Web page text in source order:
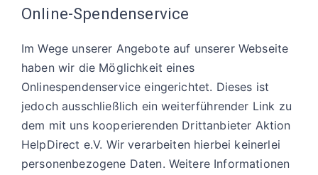
Online-Spendenservice
Im Wege unserer Angebote auf unserer Webseite
haben wir die Möglichkeit eines
Onlinespendenservice eingerichtet. Dieses ist
jedoch ausschließlich ein weiterführender Link zu
dem mit uns kooperierenden Drittanbieter Aktion
HelpDirect e.V. Wir verarbeiten hierbei keinerlei
personenbezogene Daten. Weitere Informationen